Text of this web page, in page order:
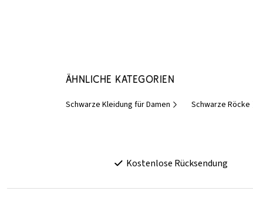
Ähnliche Kategorien
Schwarze Kleidung für Damen Schwarze Röcke
Kostenlose Rücksendung